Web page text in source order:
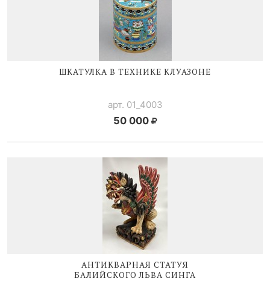
ШКАТУЛКА В ТЕХНИКЕ КЛУАЗОНЕ
арт. 01_4003
50 000
АНТИКВАРНАЯ СТАТУЯ
БАЛИЙСКОГО ЛЬВА СИНГА